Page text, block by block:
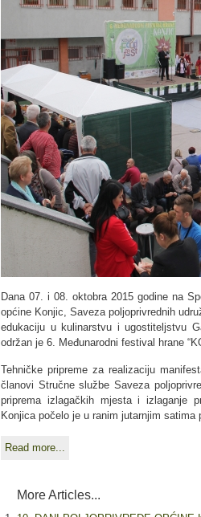
Dana 07. i 08. oktobra 2015 godine na
općine Konjic, Saveza poljoprivrednih
edukaciju u kulinarstvu i ugostiteljstvu
održan je 6. Međunarodni festival hrane
Tehničke pripreme za realizaciju
članovi Stručne službe Saveza
priprema izlagačkih mjesta i izlaganje
Konjica počelo je u ranim jutarnjim satima
Read more...
More Articles...